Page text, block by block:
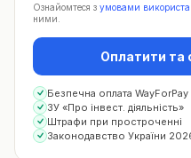
Ознайомтеся з умовами
ними.
Оплатити та
Безпечна оплата WayForPay
ЗУ «Про інвест. діяльність»
Штрафи при простроченні
Законодавство України